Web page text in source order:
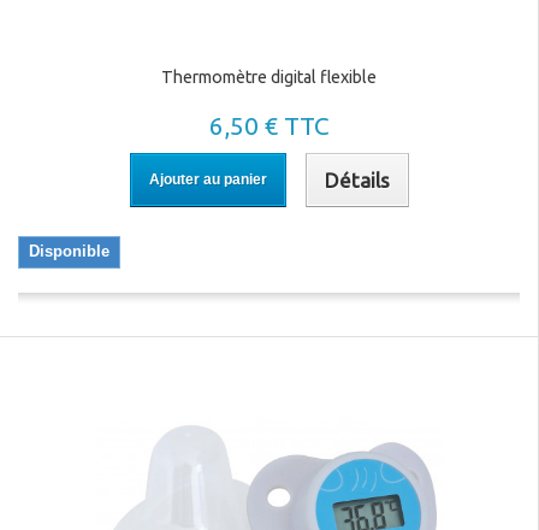
Thermomètre digital flexible
6,50 € TTC
Ajouter au panier Détails
Disponible